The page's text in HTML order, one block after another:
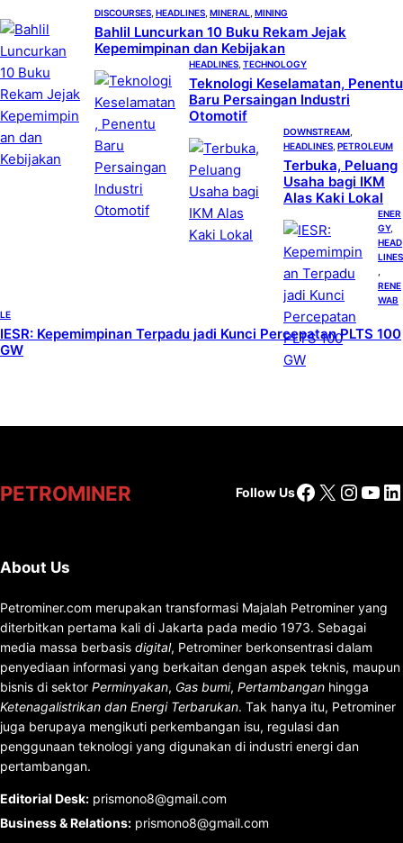
DISCOURSES HEADLINES MINERAL MINING
Bahlil Luncurkan 10 Buku Rekam Jejak
Kepemimpinan dan Kebijakan
HEADLINES TECHNOLOGY
Teknologi Keselamatan, Penentu
Baru Persaingan Industri
Otomotif
DOWNSTREAM
HEADLINES PETROLEUM
Terbuka, Peluang
Usaha bagi IKM
Alas Kaki Lokal
ENER
GY
HEAD
LINES
RENE
WAB
LE
IESR: Kepemimpinan Terpadu jadi Kunci Percepatan PLTS 100
GW
PETROMINER Follow UsFacebook
X
About Us
Petrominer.com merupakan transformasi Majalah Petrominer yang
diterbitkan pertama kali di Jakarta pada medio 1973. Sebagai
media massa berbasis digital, Petrominer berkonsentrasi dalam
penyediaan informasi yang berkaitan dengan aspek teknis, maupun
bisnis di sektor Perminyakan, Gas bumi, Pertambangan hingga
Ketenagalistrikan dan Energi Terbarukan. Tak hanya itu, Petrominer
juga berupaya mengikuti perkembangan isu, regulasi dan
penggunaan teknologi yang digunakan di industri energi dan
pertambangan.
Editorial Desk: prismono8@gmail.com
Business & Relations: prismono8@gmail.com